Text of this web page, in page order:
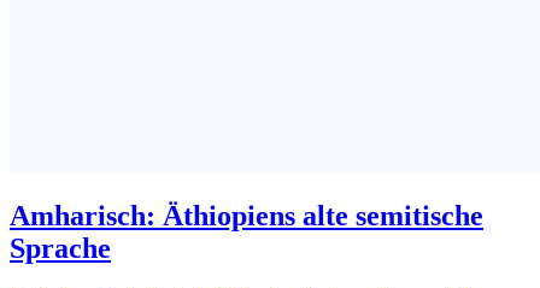
Amharisch: Äthiopiens alte semitische
Sprache